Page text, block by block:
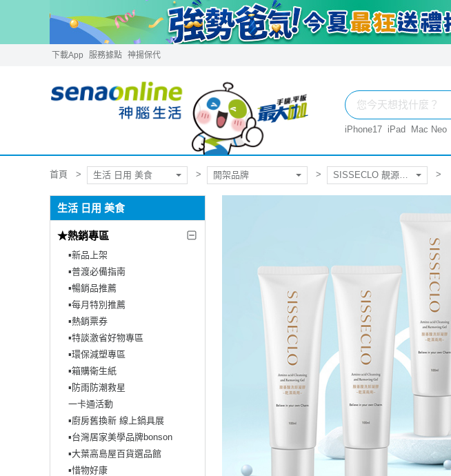
下載App 服務據點 神揚保代
iPhone17 iPad Mac Neo
首頁 生活 日用 美食 開架品牌
生活 日用 美食
★熱銷專區
▪︎新品上架
▪︎普渡必備指南
▪︎暢銷品推薦
▪︎每月特別推薦
▪︎熱銷票券
▪︎特談激省好物專區
▪︎環保減塑專區
▪︎箱購衛生紙
▪︎防雨防潮救星
一卡通活動
▪︎廚房舊換新 線上鍋具展
▪︎台灣居家美學品牌bonson
▪︎大葉高島屋百貨選品館
▪︎惜物好康